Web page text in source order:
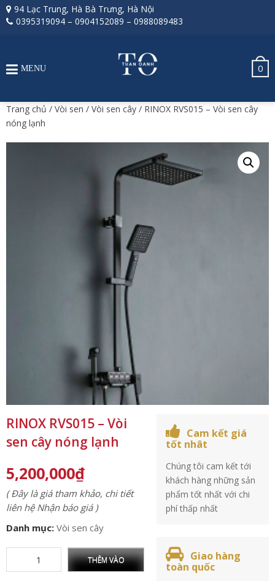
94 Lạc Trung, Hà Bà Trưng, Hà Nội
0395319094 – 0904152089 – 0988089483
0
MENU
Trang chủ / Vòi sen / Vòi sen cây / RINOX RVS015 – Vòi sen cây
nóng lạnh
RINOX RVS015 – Vòi
sen cây nóng lạnh
5,200,000₫
( Đây là giá tham khảo, chi tiết
liên hệ Nhận báo giá )
Danh mục: Vòi sen cây
THÊM VÀO
Cam kết giá
tốt nhât
Chúng tôi cam kết tới
khách hàng những sản
phẩm tốt nhất với chi
phí thấp nhất
Giao hàng
toàn quốc